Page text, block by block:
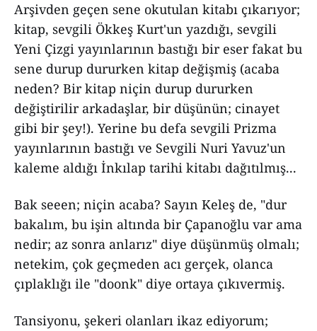
Arşivden geçen sene okutulan kitabı çıkarıyor;
kitap, sevgili Ökkeş Kurt'un yazdığı, sevgili
Yeni Çizgi yayınlarının bastığı bir eser fakat bu
sene durup dururken kitap değişmiş (acaba
neden? Bir kitap niçin durup dururken
değiştirilir arkadaşlar, bir düşünün; cinayet
gibi bir şey!). Yerine bu defa sevgili Prizma
yayınlarının bastığı ve Sevgili Nuri Yavuz'un
kaleme aldığı İnkılap tarihi kitabı dağıtılmış...
Bak seeen; niçin acaba? Sayın Keleş de, "dur
bakalım, bu işin altında bir Çapanoğlu var ama
nedir; az sonra anlarız" diye düşünmüş olmalı;
netekim, çok geçmeden acı gerçek, olanca
çıplaklığı ile "doonk" diye ortaya çıkıvermiş.
Tansiyonu, şekeri olanları ikaz ediyorum;